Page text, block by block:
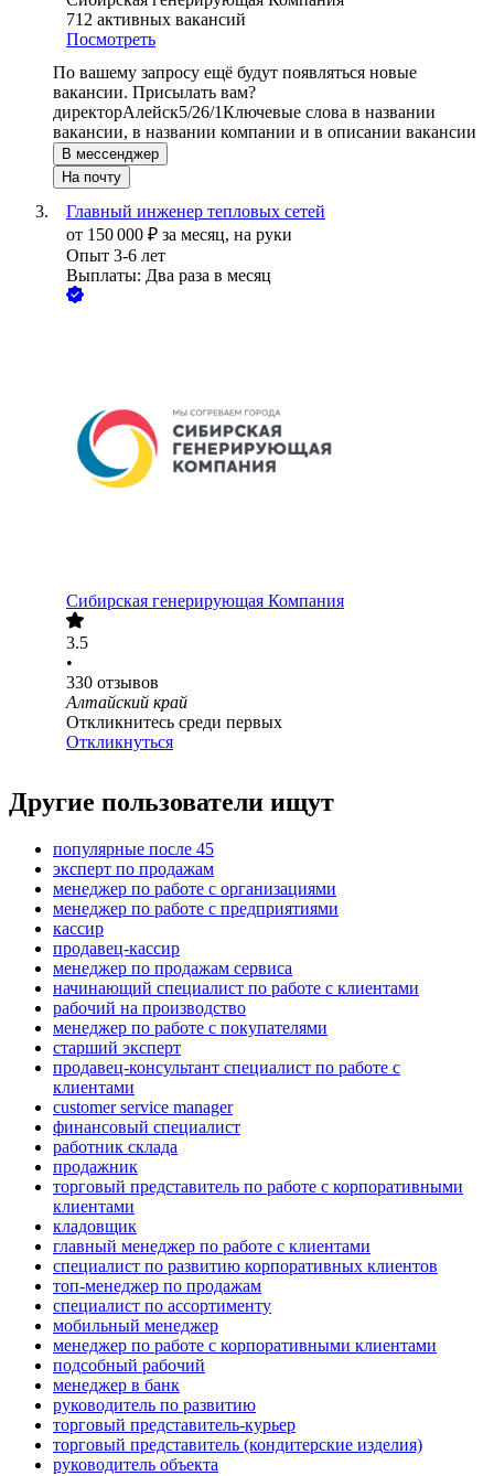
712 активных вакансий
Посмотреть
По вашему запросу ещё будут появляться новые
вакансии. Присылать вам?
директорАлейск5/26/1Ключевые слова в названии
вакансии, в названии компании и в описании вакансии
В мессенджер
На почту
Главный инженер тепловых сетей
от 150 000 ₽ за месяц, на руки
Опыт 3-6 лет
Выплаты: Два раза в месяц
Сибирская генерирующая Компания
3.5
•
330 отзывов
Алтайский край
Откликнитесь среди первых
Откликнуться
Другие пользователи ищут
популярные после 45
эксперт по продажам
менеджер по работе с организациями
менеджер по работе с предприятиями
кассир
продавец-кассир
менеджер по продажам сервиса
начинающий специалист по работе с клиентами
рабочий на производство
менеджер по работе с покупателями
старший эксперт
продавец-консультант специалист по работе с
клиентами
customer service manager
финансовый специалист
работник склада
продажник
торговый представитель по работе с корпоративными
клиентами
кладовщик
главный менеджер по работе с клиентами
специалист по развитию корпоративных клиентов
топ-менеджер по продажам
специалист по ассортименту
мобильный менеджер
менеджер по работе с корпоративными клиентами
подсобный рабочий
менеджер в банк
руководитель по развитию
торговый представитель-курьер
торговый представитель (кондитерские изделия)
руководитель объекта